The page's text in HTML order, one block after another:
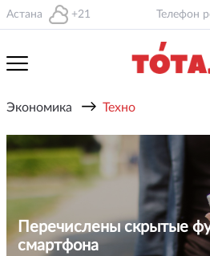
Астана +21 Телефон
Экономика → Техно
Перечислены скрытые
смартфона